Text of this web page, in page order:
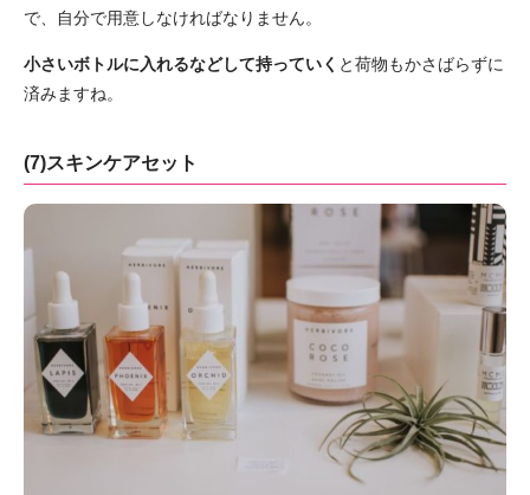
で、自分で用意しなければなりません。
小さいボトルに入れるなどして持っていく と荷物もかさばらずに
済みますね。
(7)スキンケアセット